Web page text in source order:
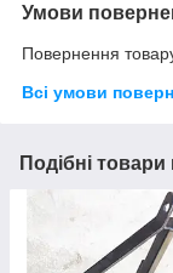
Умови
Повернення
Всі умови
Подібні товари